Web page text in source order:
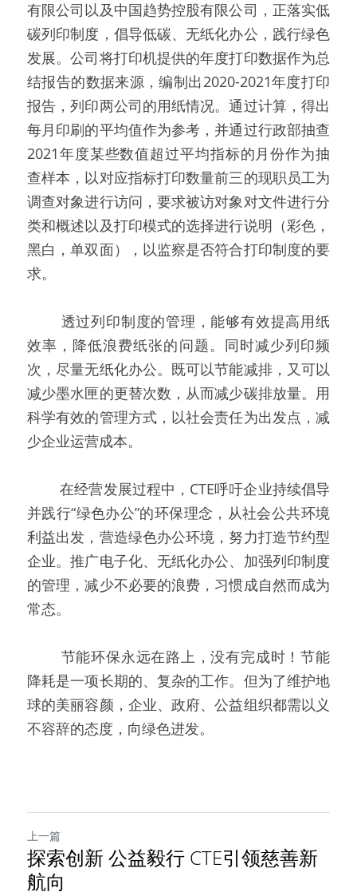
有限公司以及中国趋势控股有限公司，正落实低
碳列印制度，倡导低碳、无纸化办公，践行绿色
发展。公司将打印机提供的年度打印数据作为总
结报告的数据来源，编制出2020-2021年度打印
报告，列印两公司的用纸情况。通过计算，得出
每月印刷的平均值作为参考，并通过行政部抽查
2021年度某些数值超过平均指标的月份作为抽
查样本，以对应指标打印数量前三的现职员工为
调查对象进行访问，要求被访对象对文件进行分
类和概述以及打印模式的选择进行说明（彩色，
黑白，单双面），以监察是否符合打印制度的要
求。
透过列印制度的管理，能够有效提高用纸
效率，降低浪费纸张的问题。同时减少列印频
次，尽量无纸化办公。既可以节能减排，又可以
减少墨水匣的更替次数，从而减少碳排放量。用
科学有效的管理方式，以社会责任为出发点，减
少企业运营成本。
在经营发展过程中，CTE呼吁企业持续倡导
并践行“绿色办公”的环保理念，从社会公共环境
利益出发，营造绿色办公环境，努力打造节约型
企业。推广电子化、无纸化办公、加强列印制度
的管理，减少不必要的浪费，习惯成自然而成为
常态。
节能环保永远在路上，没有完成时！节能
降耗是一项长期的、复杂的工作。但为了维护地
球的美丽容颜，企业、政府、公益组织都需以义
不容辞的态度，向绿色进发。
上一篇
探索创新 公益毅行 CTE引领慈善新
航向